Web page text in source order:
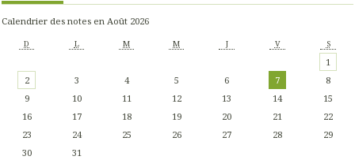
Calendrier des notes en Août 2026
D L M M J V S
1
2
3 4 5 6 7
8
9
10 11 12 13 14
15
16
17 18 19 20 21
22
23
24 25 26 27 28
29
30
31